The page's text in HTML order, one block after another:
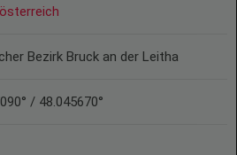
Bezirk Bruck an der Leitha
/ 48.045670°